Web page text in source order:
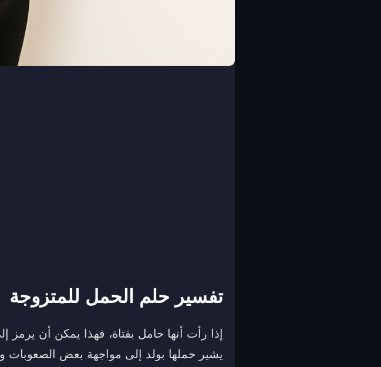
تفسير حلم الحمل للمتزوجة
إذا رأت أنها حامل بفتاة، فهذا يمكن أن يرمز
يشير حملها بولد إلى مواجهة بعض الصعوبات